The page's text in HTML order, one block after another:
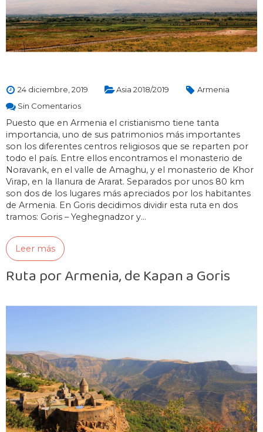
24 diciembre, 2019 Asia 2018/2019
Armenia
Sin Comentarios
Puesto que en Armenia el cristianismo tiene tanta
importancia, uno de sus patrimonios más importantes
son los diferentes centros religiosos que se reparten por
todo el país. Entre ellos encontramos el monasterio de
Noravank, en el valle de Amaghu, y el monasterio de Khor
Virap, en la llanura de Ararat. Separados por unos 80 km
son dos de los lugares más apreciados por los habitantes
de Armenia. En Goris decidimos dividir esta ruta en dos
tramos: Goris – Yeghegnadzor y…
Leer más
Ruta por Armenia, de Kapan a Goris